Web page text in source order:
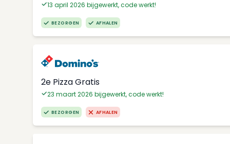
13 april 2026 bijgewerkt, code werkt!
BEZORGEN AFHALEN
2e Pizza Gratis
23 maart 2026 bijgewerkt, code werkt!
BEZORGEN AFHALEN